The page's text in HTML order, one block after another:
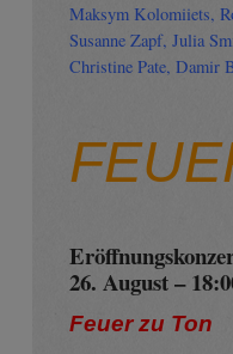
Maksym Kolomiiets,
Susanne Zapf, Julia
Christine Pate, Damir
26. August –
Feuer zu Ton